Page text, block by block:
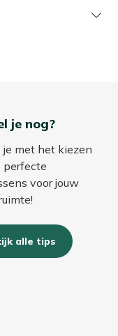
je nog?
je met het kiezen
perfecte
voor jouw
alle tips